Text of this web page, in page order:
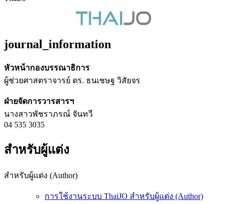
journal_information
หัวหน้ากองบรรณาธิการ
ผู้ช่วยศาสตราจารย์ ดร. ธนเชษฐ วิสัยจร
ฝ่ายจัดการวารสารฯ
นางสาวพัชราภรณ์ จันทวี
04 535 3035
สำหรับผู้แต่ง
สำหรับผู้แต่ง (Author)
การใช้งานระบบ ThaiJO สำหรับผู้แต่ง (Author)